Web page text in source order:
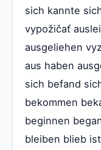
sich kannte
vypožičať
ausgeliehen
aus haben
sich befand
bekommen
beginnen
bleiben blieb